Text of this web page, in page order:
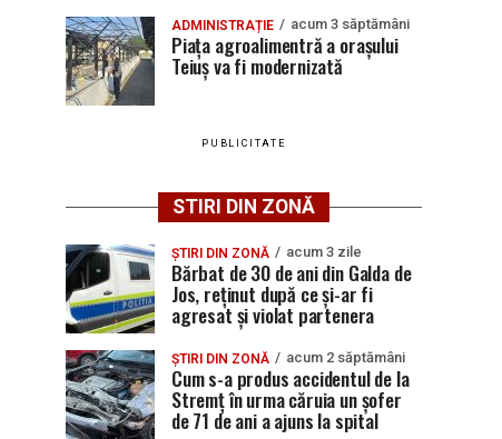
ADMINISTRAȚIE acum 3 săptămâni
Piața agroalimentră a orașului
Teiuș va fi modernizată
PUBLICITATE
STIRI DIN ZONĂ
ȘTIRI DIN ZONĂ acum 3 zile
Bărbat de 30 de ani din Galda de
Jos, reținut după ce și-ar fi
agresat și violat partenera
ȘTIRI DIN ZONĂ acum 2 săptămâni
Cum s-a produs accidentul de la
Stremț în urma căruia un șofer
de 71 de ani a ajuns la spital